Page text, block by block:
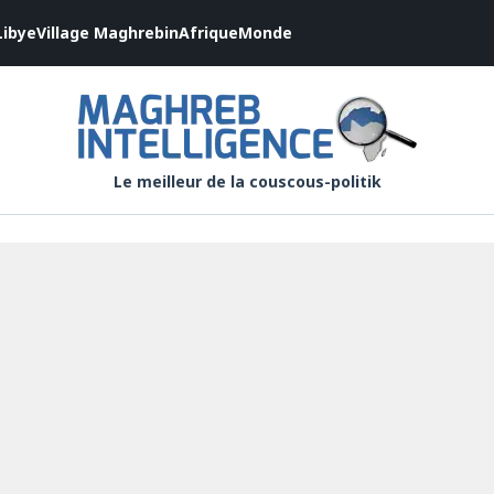
Village MaghrebinAfriqueMonde
Le meilleur de la couscous-politik